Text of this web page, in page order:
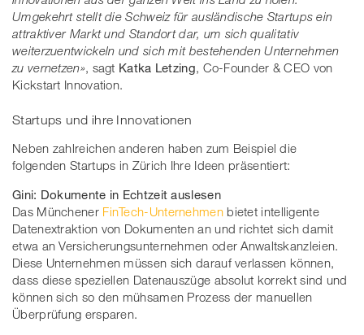
Umgekehrt stellt die Schweiz für ausländische Startups ein
attraktiver Markt und Standort dar, um sich qualitativ
weiterzuentwickeln und sich mit bestehenden Unternehmen
zu vernetzen», sagt Katka Letzing , Co-Founder & CEO von
Kickstart Innovation.
Startups und ihre Innovationen
Neben zahlreichen anderen haben zum Beispiel die
folgenden Startups in Zürich Ihre Ideen präsentiert:
Gini: Dokumente in Echtzeit auslesen
Das Münchener FinTech-Unternehmenbietet intelligente
Datenextraktion von Dokumenten an und richtet sich damit
etwa an Versicherungsunternehmen oder Anwaltskanzleien.
Diese Unternehmen müssen sich darauf verlassen können,
dass diese speziellen Datenauszüge absolut korrekt sind und
können sich so den mühsamen Prozess der manuellen
Überprüfung ersparen.